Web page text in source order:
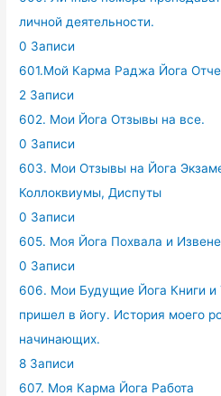
личной деятельности.
0 Записи
601.Мой Карма Раджа Йога
2 Записи
602. Мои Йога Отзывы на все.
0 Записи
603. Мои Отзывы на Йога
Коллоквиумы, Диспуты
0 Записи
605. Моя Йога Похвала и
0 Записи
606. Мои Будущие Йога Книги и
пришел в йогу. История моего
начинающих.
8 Записи
607. Моя Карма Йога Работа